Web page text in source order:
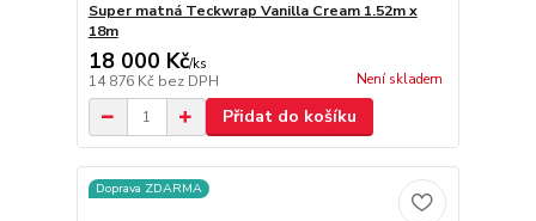
Super matná Teckwrap Vanilla Cream 1.52m x
18m
18 000 Kč/ks
14 876 Kč bez DPH Není skladem
Přidat do košíku
Doprava ZDARMA